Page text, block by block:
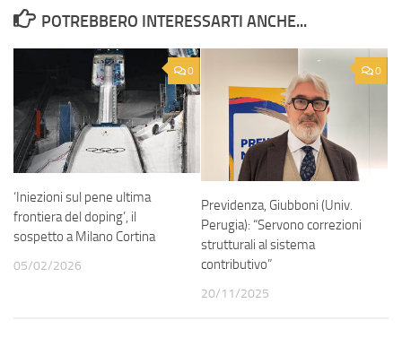
POTREBBERO INTERESSARTI ANCHE...
0
‘Iniezioni sul pene ultima
frontiera del doping’, il
sospetto a Milano Cortina
05/02/2026
0
Previdenza, Giubboni (Univ.
Perugia): “Servono correzioni
strutturali al sistema
contributivo”
20/11/2025